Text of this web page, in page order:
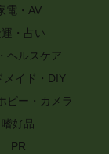
電・AV
運・占い
ヘルスケア
メイド・DIY
ビー・カメラ
嗜好品
PR